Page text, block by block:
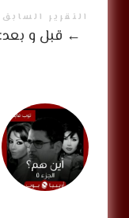
التقرير السابق
← قبل و